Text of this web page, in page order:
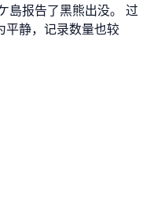
島报告了黑熊出没。 过
平静，记录数量也较